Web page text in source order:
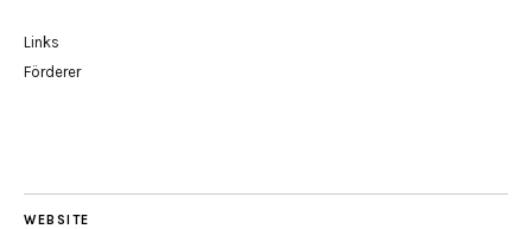
Links
Förderer
WEBSITE